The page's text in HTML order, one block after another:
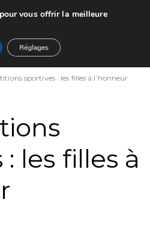
sportives : les filles à l’honneur
les filles à
vous offrir la meilleure
Réglages